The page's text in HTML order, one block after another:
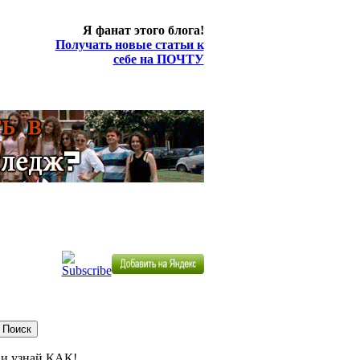
Я фанат этого блога!
Получать новые статьи к
себе на ПОЧТУ